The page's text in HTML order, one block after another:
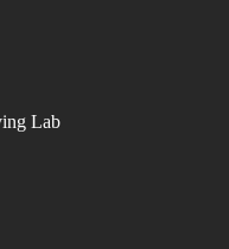
Lab